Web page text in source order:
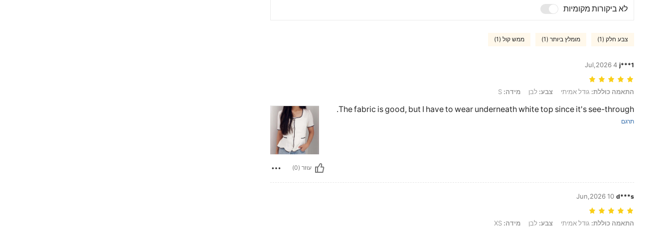
לא ביקורות מקומיות
צבע חלק (1) מומלץ ביותר (1) ממש קול (1)
j***1
4 Jul,2026
התאמה כוללת: גודל אמיתי, צבע: לבן, מידה: S
התאמה כוללת: גודל אמיתי צבע: לבן מידה:
The fabric is good, but I have to wear underneath white top since it's see-through.
תרגם
עוזר (0)
d***s
10 Jun,2026
התאמה כוללת: גודל אמיתי, צבע: לבן, מידה: XS
התאמה כוללת: גודל אמיתי צבע: לבן מידה: